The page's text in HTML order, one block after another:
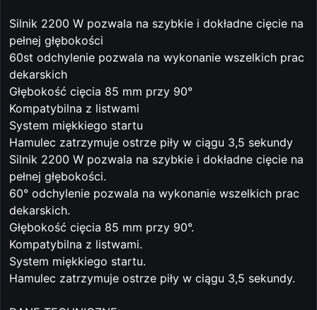
Silnik 2200 W pozwala na szybkie i dokładne cięcie na
pełnej głębokości
60st odchylenie pozwala na wykonanie wszelkich prac
dekarskich
Głębokość cięcia 85 mm przy 90°
Kompatybilna z listwami
System miękkiego startu
Hamulec zatrzymuje ostrze piły w ciągu 3,5 sekundy
Silnik 2200 W pozwala na szybkie i dokładne cięcie na
pełnej głębokości.
60° odchylenie pozwala na wykonanie wszelkich prac
dekarskich.
Głębokość cięcia 85 mm przy 90°.
Kompatybilna z listwami.
System miękkiego startu.
Hamulec zatrzymuje ostrze piły w ciągu 3,5 sekundy.